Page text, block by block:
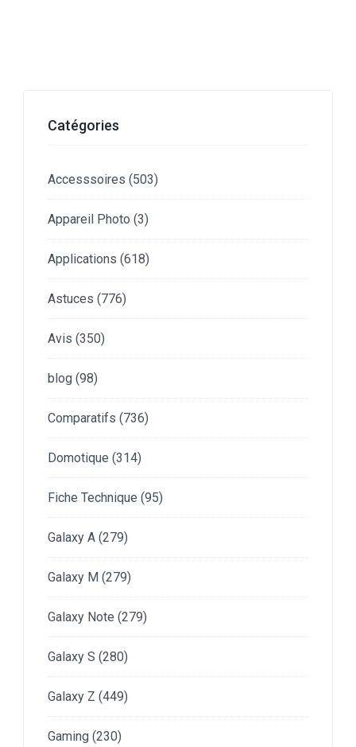
Catégories
Accesssoires (503)
Appareil Photo (3)
Applications (618)
Astuces (776)
Avis (350)
blog (98)
Comparatifs (736)
Domotique (314)
Fiche Technique (95)
Galaxy A (279)
Galaxy M (279)
Galaxy Note (279)
Galaxy S (280)
Galaxy Z (449)
Gaming (230)